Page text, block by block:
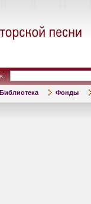
Библиотека Фонды